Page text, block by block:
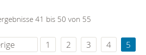
41 bis 50 von 55
1 2 3 4
5